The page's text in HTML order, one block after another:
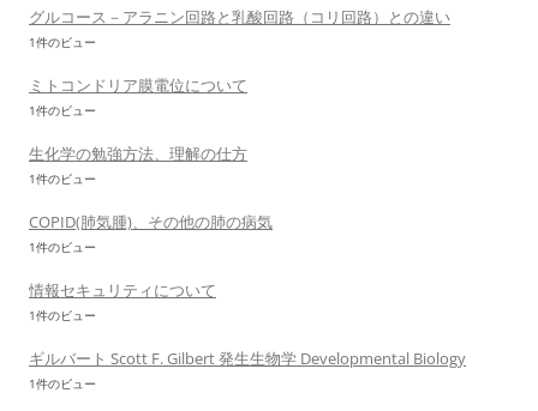
グルコース－アラニン回路と乳酸回路（コリ回路）との違い
1件のビュー
ミトコンドリア膜電位について
1件のビュー
生化学の勉強方法、理解の仕方
1件のビュー
COPID(肺気腫)、その他の肺の病気
1件のビュー
情報セキュリティについて
1件のビュー
ギルバート Scott F. Gilbert 発生生物学 Developmental Biology
1件のビュー